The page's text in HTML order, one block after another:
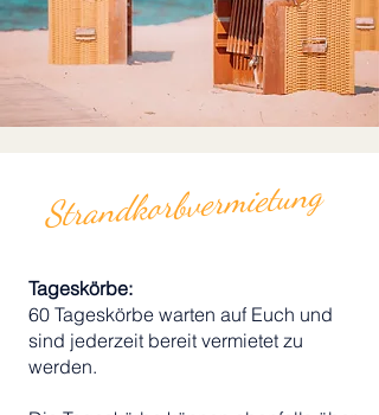
Strandkorbvermietung
Tageskörbe:
60 Tageskörbe warten auf Euch und
sind jederzeit bereit vermietet zu
werden.